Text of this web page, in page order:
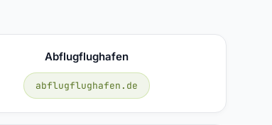
Abflugflughafen
abflugflughafen.de